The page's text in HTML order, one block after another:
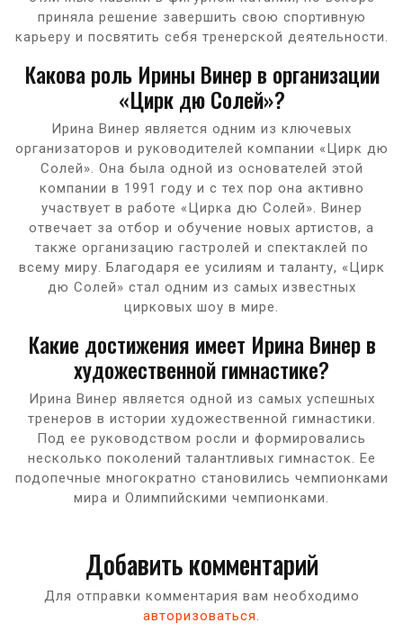
приняла решение завершить свою спортивную
карьеру и посвятить себя тренерской деятельности.
Какова роль Ирины Винер в организации
«Цирк дю Солей»?
Ирина Винер является одним из ключевых
организаторов и руководителей компании «Цирк дю
Солей». Она была одной из основателей этой
компании в 1991 году и с тех пор она активно
участвует в работе «Цирка дю Солей». Винер
отвечает за отбор и обучение новых артистов, а
также организацию гастролей и спектаклей по
всему миру. Благодаря ее усилиям и таланту, «Цирк
дю Солей» стал одним из самых известных
цирковых шоу в мире.
Какие достижения имеет Ирина Винер в
художественной гимнастике?
Ирина Винер является одной из самых успешных
тренеров в истории художественной гимнастики.
Под ее руководством росли и формировались
несколько поколений талантливых гимнасток. Ее
подопечные многократно становились чемпионками
мира и Олимпийскими чемпионками.
Добавить комментарий
Для отправки комментария вам необходимо
авторизоваться